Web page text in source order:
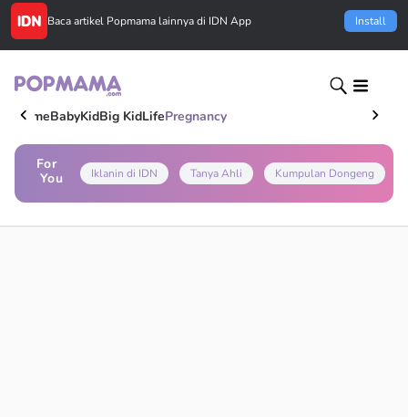
Baca artikel Popmama lainnya di IDN App Install
HomeBabyKidBig KidLifePregnancy
For
You
Iklanin di IDN Tanya Ahli Kumpulan Dongeng